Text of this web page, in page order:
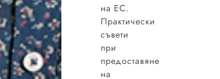
на ЕС.
Практически
съвети
при
предоставяне
на